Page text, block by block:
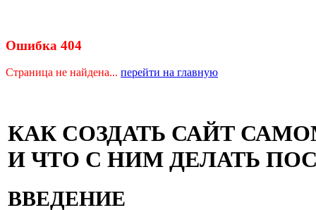
Ошибка 404
Страница не найдена... перейти на главную
КАК СОЗДАТЬ САЙТ
И ЧТО С НИМ ДЕЛАТЬ
ВВЕДЕНИЕ